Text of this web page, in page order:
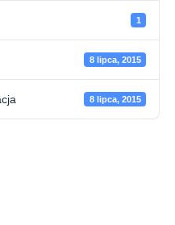
1
8 lipca, 2015
8 lipca, 2015